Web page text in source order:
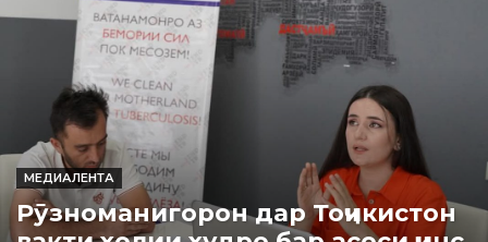
МЕДИАЛЕНТА
Рӯзноманигорон дар Тоҷикистон